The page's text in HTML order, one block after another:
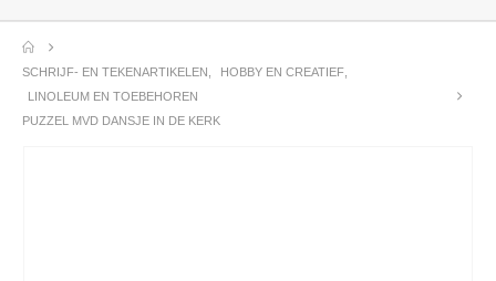
SCHRIJF- EN TEKENARTIKELEN HOBBY EN CREATIEF
LINOLEUM EN TOEBEHOREN
PUZZEL MVD DANSJE IN DE KERK